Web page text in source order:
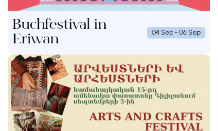
Buchfestival in
Eriwan
04 Sep - 06 Sep